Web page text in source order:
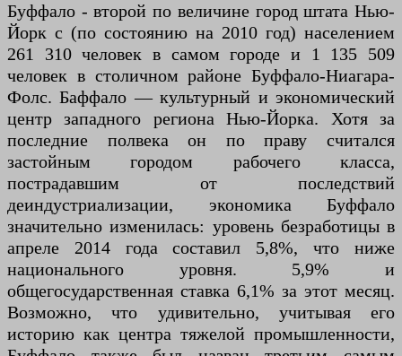
Буффало - второй по величине город штата Нью-
Йорк с (по состоянию на 2010 год) населением
261 310 человек в самом городе и 1 135 509
человек в столичном районе Буффало-Ниагара-
Фолс. Баффало — культурный и экономический
центр западного региона Нью-Йорка. Хотя за
последние полвека он по праву считался
застойным городом рабочего класса,
пострадавшим от последствий
деиндустриализации, экономика Буффало
значительно изменилась: уровень безработицы в
апреле 2014 года составил 5,8%, что ниже
национального уровня. 5,9% и
общегосударственная ставка 6,1% за этот месяц.
Возможно, что удивительно, учитывая его
историю как центра тяжелой промышленности,